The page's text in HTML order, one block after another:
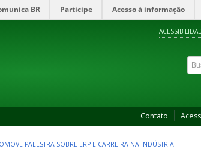
BR Participe Acesso à informação
Contato
PALESTRA SOBRE ERP E CARREIRA NA INDÚSTRIA